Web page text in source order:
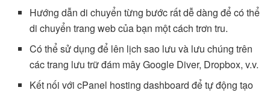
Hướng dẫn di chuyển từng bước rất dễ dàng để có thể
di chuyển trang web của bạn một cách trơn tru.
Có thể sử dụng để lên lịch sao lưu và lưu chúng trên
các trang lưu trữ đám mây Google Diver, Dropbox, v.v.
Kết nối với cPanel hosting dashboard để tự động tạo